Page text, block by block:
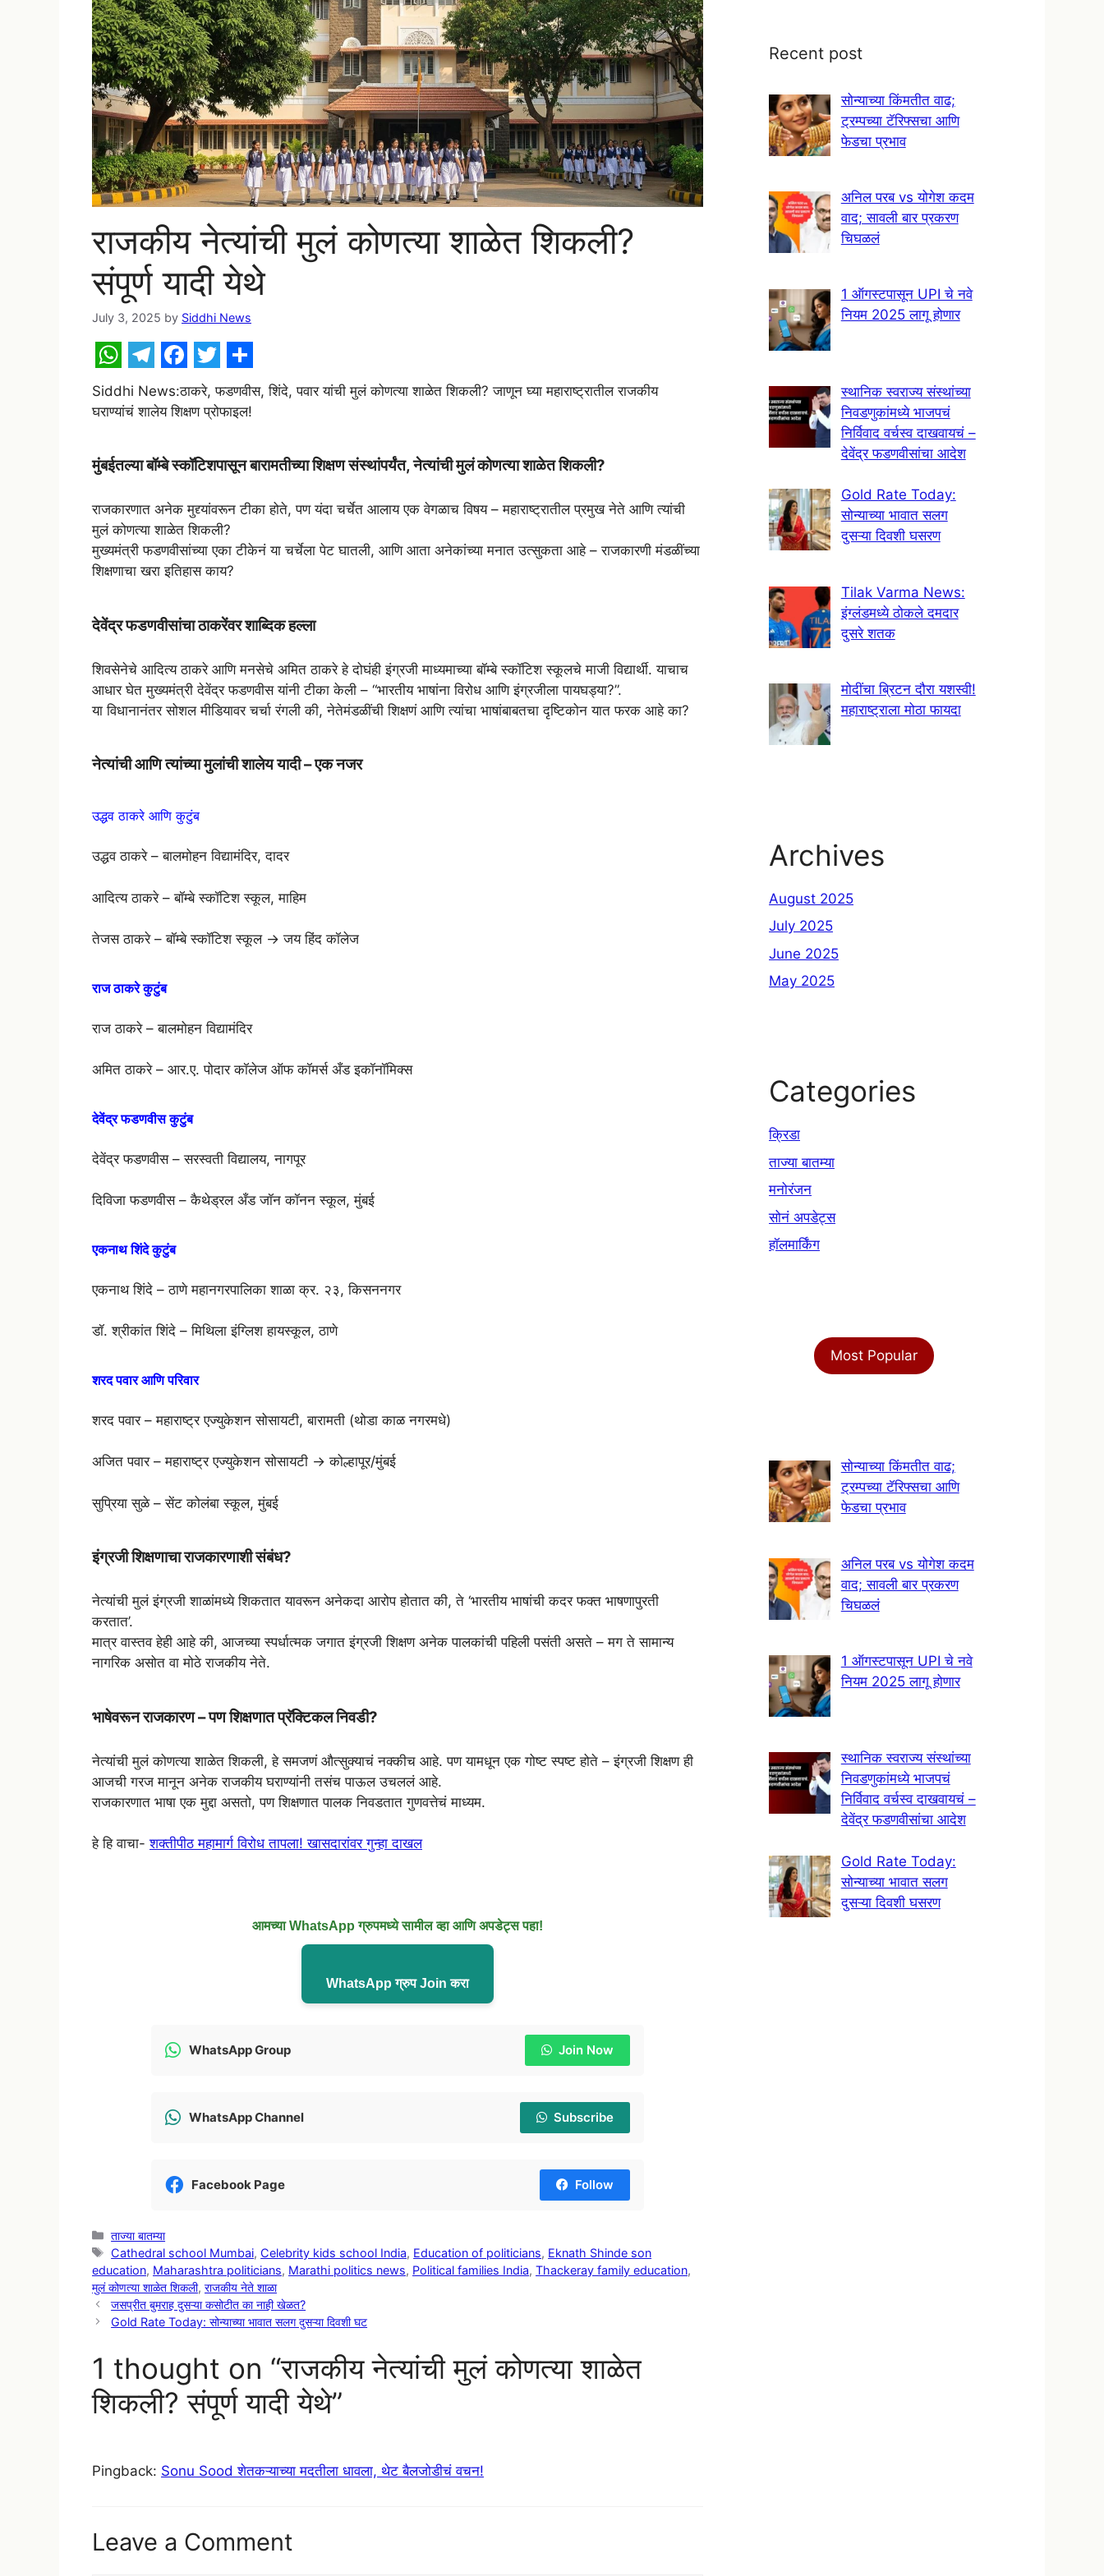
राजकीय नेत्यांची मुलं कोणत्या शाळेत शिकली?
संपूर्ण यादी येथे
July 3, 2025 by Siddhi News
W
h
t
s
A
p
p
T
e
e
r
a
m
F
a
e
o
o
k
T
w
t
e
r
S
h
r
Siddhi News:ठाकरे, फडणवीस, शिंदे, पवार यांची मुलं कोणत्या शाळेत शिकली? जाणून घ्या महाराष्ट्रातील राजकीय
घराण्यांचं शालेय शिक्षण प्रोफाइल!
मुंबईतल्या बॉम्बे स्कॉटिशपासून बारामतीच्या शिक्षण संस्थांपर्यंत, नेत्यांची मुलं कोणत्या शाळेत शिकली?
राजकारणात अनेक मुद्द्यांवरून टीका होते, पण यंदा चर्चेत आलाय एक वेगळाच विषय – महाराष्ट्रातील प्रमुख नेते आणि त्यांची
मुलं कोणत्या शाळेत शिकली?
मुख्यमंत्री फडणवीसांच्या एका टीकेनं या चर्चेला पेट घातली, आणि आता अनेकांच्या मनात उत्सुकता आहे – राजकारणी मंडळींच्या
शिक्षणाचा खरा इतिहास काय?
देवेंद्र फडणवीसांचा ठाकरेंवर शाब्दिक हल्ला
शिवसेनेचे आदित्य ठाकरे आणि मनसेचे अमित ठाकरे हे दोघंही इंग्रजी माध्यमाच्या बॉम्बे स्कॉटिश स्कूलचे माजी विद्यार्थी. याचाच
आधार घेत मुख्यमंत्री देवेंद्र फडणवीस यांनी टीका केली – “भारतीय भाषांना विरोध आणि इंग्रजीला पायघड्या?”.
या विधानानंतर सोशल मीडियावर चर्चा रंगली की, नेतेमंडळींची शिक्षणं आणि त्यांचा भाषांबाबतचा दृष्टिकोन यात फरक आहे का?
नेत्यांची आणि त्यांच्या मुलांची शालेय यादी – एक नजर
उद्धव ठाकरे आणि कुटुंब
उद्धव ठाकरे – बालमोहन विद्यामंदिर, दादर
आदित्य ठाकरे – बॉम्बे स्कॉटिश स्कूल, माहिम
तेजस ठाकरे – बॉम्बे स्कॉटिश स्कूल → जय हिंद कॉलेज
राज ठाकरे कुटुंब
राज ठाकरे – बालमोहन विद्यामंदिर
अमित ठाकरे – आर.ए. पोदार कॉलेज ऑफ कॉमर्स अँड इकॉनॉमिक्स
देवेंद्र फडणवीस कुटुंब
देवेंद्र फडणवीस – सरस्वती विद्यालय, नागपूर
दिविजा फडणवीस – कैथेड्रल अँड जॉन कॉनन स्कूल, मुंबई
एकनाथ शिंदे कुटुंब
एकनाथ शिंदे – ठाणे महानगरपालिका शाळा क्र. २३, किसननगर
डॉ. श्रीकांत शिंदे – मिथिला इंग्लिश हायस्कूल, ठाणे
शरद पवार आणि परिवार
शरद पवार – महाराष्ट्र एज्युकेशन सोसायटी, बारामती (थोडा काळ नगरमधे)
अजित पवार – महाराष्ट्र एज्युकेशन सोसायटी → कोल्हापूर/मुंबई
सुप्रिया सुळे – सेंट कोलंबा स्कूल, मुंबई
इंग्रजी शिक्षणाचा राजकारणाशी संबंध?
नेत्यांची मुलं इंग्रजी शाळांमध्ये शिकतात यावरून अनेकदा आरोप होतात की, ते ‘भारतीय भाषांची कदर फक्त भाषणापुरती
करतात’.
मात्र वास्तव हेही आहे की, आजच्या स्पर्धात्मक जगात इंग्रजी शिक्षण अनेक पालकांची पहिली पसंती असते – मग ते सामान्य
नागरिक असोत वा मोठे राजकीय नेते.
भाषेवरून राजकारण – पण शिक्षणात प्रॅक्टिकल निवडी?
नेत्यांची मुलं कोणत्या शाळेत शिकली, हे समजणं औत्सुक्याचं नक्कीच आहे. पण यामधून एक गोष्ट स्पष्ट होते – इंग्रजी शिक्षण ही
आजची गरज मानून अनेक राजकीय घराण्यांनी तसंच पाऊल उचललं आहे.
राजकारणात भाषा एक मुद्दा असतो, पण शिक्षणात पालक निवडतात गुणवत्तेचं माध्यम.
हे हि वाचा-शक्तीपीठ महामार्ग विरोध तापला! खासदारांवर गुन्हा दाखल
आमच्या WhatsApp ग्रुपमध्ये सामील व्हा आणि अपडेट्स पहा!
WhatsApp ग्रुप Join करा
WhatsApp Group Join Now
WhatsApp Channel Subscribe
Facebook Page Follow
Categories
ताज्या बातम्या
Tags
Cathedral school Mumbai, Celebrity kids school India, Education of politicians, Eknath Shinde son
education, Maharashtra politicians, Marathi politics news, Political families India, Thackeray family education,
मुलं कोणत्या शाळेत शिकली, राजकीय नेते शाळा
जसप्रीत बुमराह दुसऱ्या कसोटीत का नाही खेळत?
Gold Rate Today: सोन्याच्या भावात सलग दुसऱ्या दिवशी घट
1 thought on “राजकीय नेत्यांची मुलं कोणत्या शाळेत
शिकली? संपूर्ण यादी येथे”
Pingback: Sonu Sood शेतकऱ्याच्या मदतीला धावला, थेट बैलजोडीचं वचन!
Leave a Comment
Recent post
सोन्याच्या किंमतीत वाढ;
ट्रम्पच्या टॅरिफ्सचा आणि
फेडचा प्रभाव
अनिल परब vs योगेश कदम
वाद; सावली बार प्रकरण
चिघळलं
1 ऑगस्टपासून UPI चे नवे
नियम 2025 लागू होणार
स्थानिक स्वराज्य संस्थांच्या
निवडणुकांमध्ये भाजपचं
निर्विवाद वर्चस्व दाखवायचं –
देवेंद्र फडणवीसांचा आदेश
Gold Rate Today:
सोन्याच्या भावात सलग
दुसऱ्या दिवशी घसरण
Tilak Varma News:
इंग्लंडमध्ये ठोकले दमदार
दुसरे शतक
मोदींचा ब्रिटन दौरा यशस्वी!
महाराष्ट्राला मोठा फायदा
Archives
August 2025
July 2025
June 2025
May 2025
Categories
क्रिडा
ताज्या बातम्या
मनोरंजन
सोनं अपडेट्स
हॉलमार्किंग
Most Popular
सोन्याच्या किंमतीत वाढ;
ट्रम्पच्या टॅरिफ्सचा आणि
फेडचा प्रभाव
अनिल परब vs योगेश कदम
वाद; सावली बार प्रकरण
चिघळलं
1 ऑगस्टपासून UPI चे नवे
नियम 2025 लागू होणार
स्थानिक स्वराज्य संस्थांच्या
निवडणुकांमध्ये भाजपचं
निर्विवाद वर्चस्व दाखवायचं –
देवेंद्र फडणवीसांचा आदेश
Gold Rate Today:
सोन्याच्या भावात सलग
दुसऱ्या दिवशी घसरण